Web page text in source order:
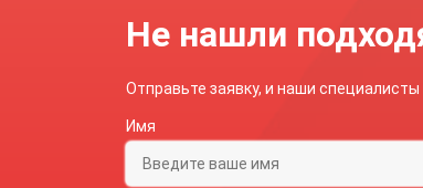
Не нашли
Отправьте заявку, и наши
Имя